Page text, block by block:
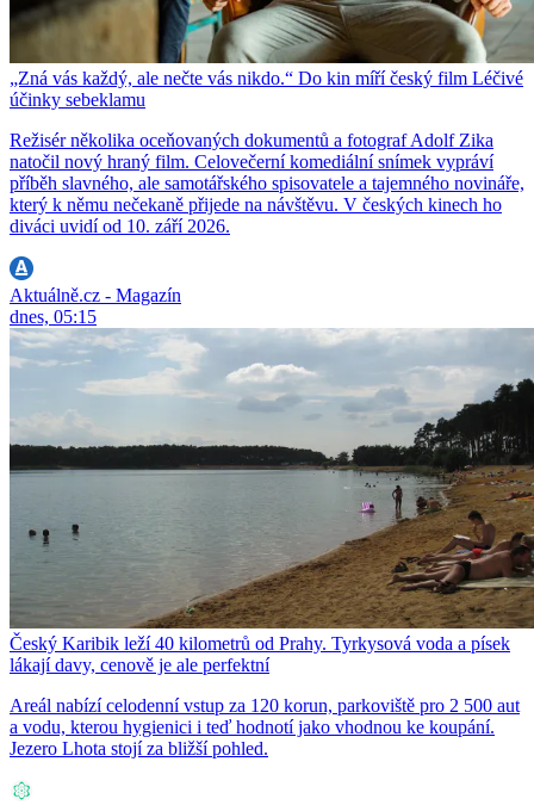
„Zná vás každý, ale nečte vás nikdo.“ Do kin míří český film Léčivé
účinky sebeklamu
Režisér několika oceňovaných dokumentů a fotograf Adolf Zika
natočil nový hraný film. Celovečerní komediální snímek vypráví
příběh slavného, ale samotářského spisovatele a tajemného novináře,
který k němu nečekaně přijede na návštěvu. V českých kinech ho
diváci uvidí od 10. září 2026.
Aktuálně.cz - Magazín
dnes, 05:15
Český Karibik leží 40 kilometrů od Prahy. Tyrkysová voda a písek
lákají davy, cenově je ale perfektní
Areál nabízí celodenní vstup za 120 korun, parkoviště pro 2 500 aut
a vodu, kterou hygienici i teď hodnotí jako vhodnou ke koupání.
Jezero Lhota stojí za bližší pohled.